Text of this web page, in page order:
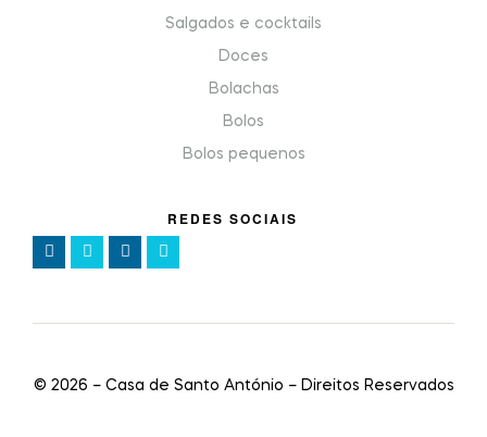
Salgados e cocktails
Doces
Bolachas
Bolos
Bolos pequenos
REDES SOCIAIS
© 2026 – Casa de Santo António – Direitos Reservados